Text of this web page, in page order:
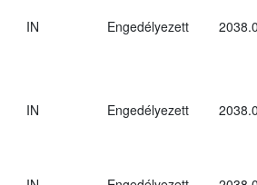
IN Engedélyezett
IN Engedélyezett